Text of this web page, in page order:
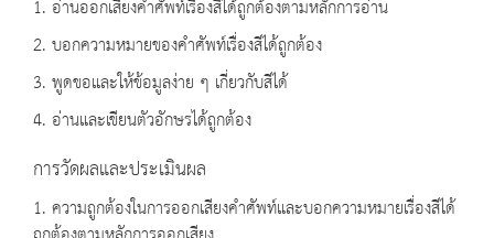
1. อ่านออกเสียงคำศัพท์เรื่องสีได้ถูกต้องตามหลักการอ่าน
2. บอกความหมายของคำศัพท์เรื่องสีได้ถูกต้อง
3. พูดขอและให้ข้อมูลง่าย ๆ เกี่ยวกับสีได้
4. อ่านและเขียนตัวอักษรได้ถูกต้อง
การวัดผลและประเมินผล
1. ความถูกต้องในการออกเสียงคำศัพท์และบอกความหมายเรื่องสีได้